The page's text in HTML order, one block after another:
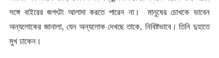
সঙ্গে বাইরের জগৎটা আলাদা করতে পারেন না। মানুষের চোখকে ভাবেন
অন্যলোকের জানালা, যেন অন্যলোক দেখছে তাকে, নিবিষ্টভাবে। তিনি দুহাতে
মুখ ঢাকেন।